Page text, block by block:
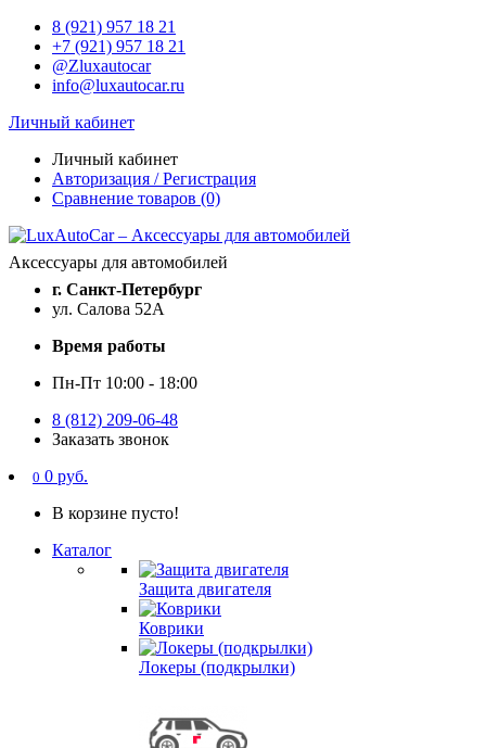
8 (921) 957 18 21
+7 (921) 957 18 21
@Zluxautocar
info@luxautocar.ru
Личный кабинет
Личный кабинет
Авторизация / Регистрация
Сравнение товаров (0)
Аксессуары для автомобилей
г. Санкт-Петербург
ул. Салова 52А
Время работы
Пн-Пт 10:00 - 18:00
8 (812) 209-06-48
Заказать звонок
0 0 руб.
В корзине пусто!
Каталог
Защита двигателя
Коврики
Локеры (подкрылки)